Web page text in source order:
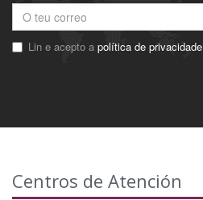
Lin e acepto a política de privacidade
Centros de Atención